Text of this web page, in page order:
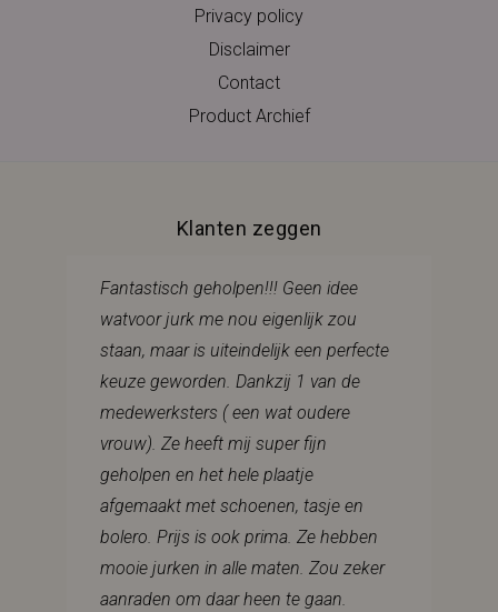
Privacy policy
Disclaimer
Contact
Product Archief
Klanten zeggen
Fantastisch geholpen!!! Geen idee
watvoor jurk me nou eigenlijk zou
staan, maar is uiteindelijk een perfecte
keuze geworden. Dankzij 1 van de
medewerksters ( een wat oudere
vrouw). Ze heeft mij super fijn
geholpen en het hele plaatje
afgemaakt met schoenen, tasje en
bolero. Prijs is ook prima. Ze hebben
mooie jurken in alle maten. Zou zeker
aanraden om daar heen te gaan.